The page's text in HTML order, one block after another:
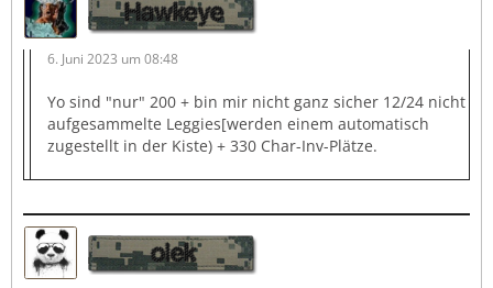
Hawkeye
6. Juni 2023 um 08:48
Yo sind "nur" 200 + bin mir nicht ganz sicher 12/24 nicht
aufgesammelte Leggies[werden einem automatisch
zugestellt in der Kiste) + 330 Char-Inv-Plätze.
olek